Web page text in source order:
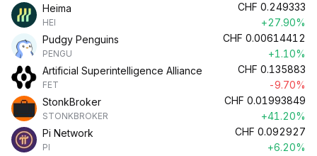
Heima
HEI
CHF 0.249333
+27.90%
Pudgy Penguins
PENGU
CHF 0.00614412
+1.10%
Artificial Superintelligence Alliance
FET
CHF 0.135883
-9.70%
StonkBroker
STONKBROKER
CHF 0.01993849
+41.20%
Pi Network
PI
CHF 0.092927
+6.20%